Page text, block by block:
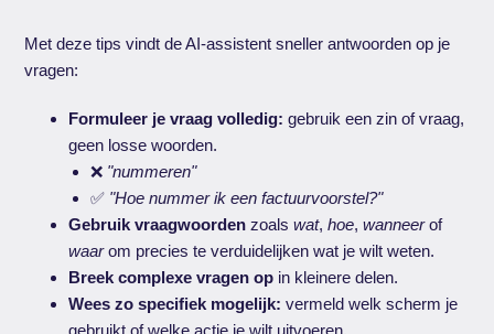
Met deze tips vindt de AI-assistent sneller antwoorden op je
vragen:
Formuleer je vraag volledig: gebruik een zin of vraag,
geen losse woorden.
❌ "nummeren"
✅ "Hoe nummer ik een factuurvoorstel?"
Gebruik vraagwoorden zoalswat,hoe,wanneerof
waarom precies te verduidelijken wat je wilt weten.
Breek complexe vragen op in kleinere delen.
Wees zo specifiek mogelijk: vermeld welk scherm je
gebruikt of welke actie je wilt uitvoeren.